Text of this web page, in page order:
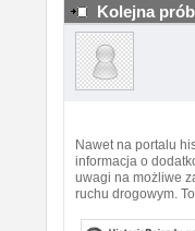
Kolejna
Nawet na portalu
informacja o
uwagi na możliwe
ruchu drogowym.